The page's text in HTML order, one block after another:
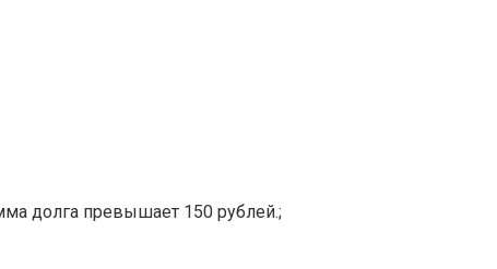
долга превышает 150 рублей.;